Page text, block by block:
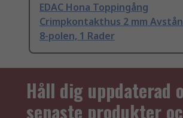
EDAC Hona Toppingång
Crimpkontakthus 2 mm
8-polen, 1 Rader
Håll dig uppdaterad
senaste produkter